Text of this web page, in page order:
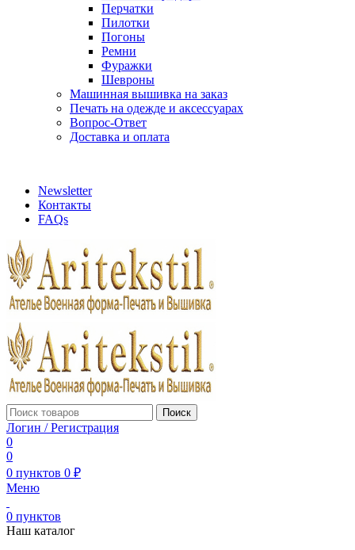
Перчатки
Пилотки
Погоны
Ремни
Фуражки
Шевроны
Машинная вышивка на заказ
Печать на одежде и аксессуарах
Вопрос-Ответ
Доставка и оплата
Newsletter
Контакты
FAQs
Поиск
Логин / Регистрация
0
0
0 пунктов 0 ₽
Меню
0 пунктов
Наш каталог